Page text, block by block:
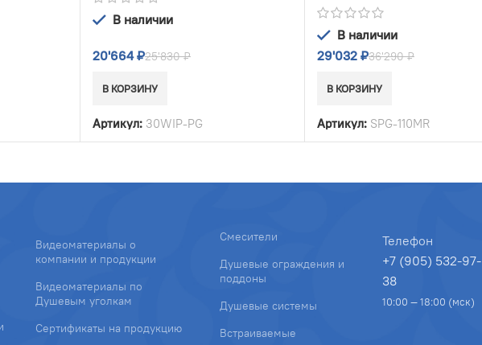
В наличии
20'664₽25'830₽
В КОРЗИНУ
Артикул: 30WIP-PG
В наличии
29'032 ₽36'290₽
В КОРЗИНУ
Артикул: SPG-110MR
Видеоматериалы о
компании и продукции
Видеоматериалы по
Душевым уголкам
Сертификаты на продукцию
Смесители
Душевые ограждения и
поддоны
Душевые системы
Встраиваемые
Телефон
+7 (905) 532-97-
38
10:00 — 18:00 (мск)